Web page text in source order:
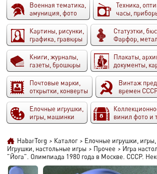
Военная тематика,
амуниция, фото
Техника,
часы,
Картины, рисунки,
графика, гравюры
Статуэтки,
Фарфор,
Книги, журналы,
газеты, брошюры
Плакаты,
документы,
Почтовые марки,
открытки, конверты
Винтаж
времен
Елочные игрушки,
игры, машинки
винил фото и
HabarTorg > Каталог > Елочные игрушки,
Игрушки, настольные игры > Прочее > Игра
"Йога". Олимпиада 1980 года в Москве. СССР.